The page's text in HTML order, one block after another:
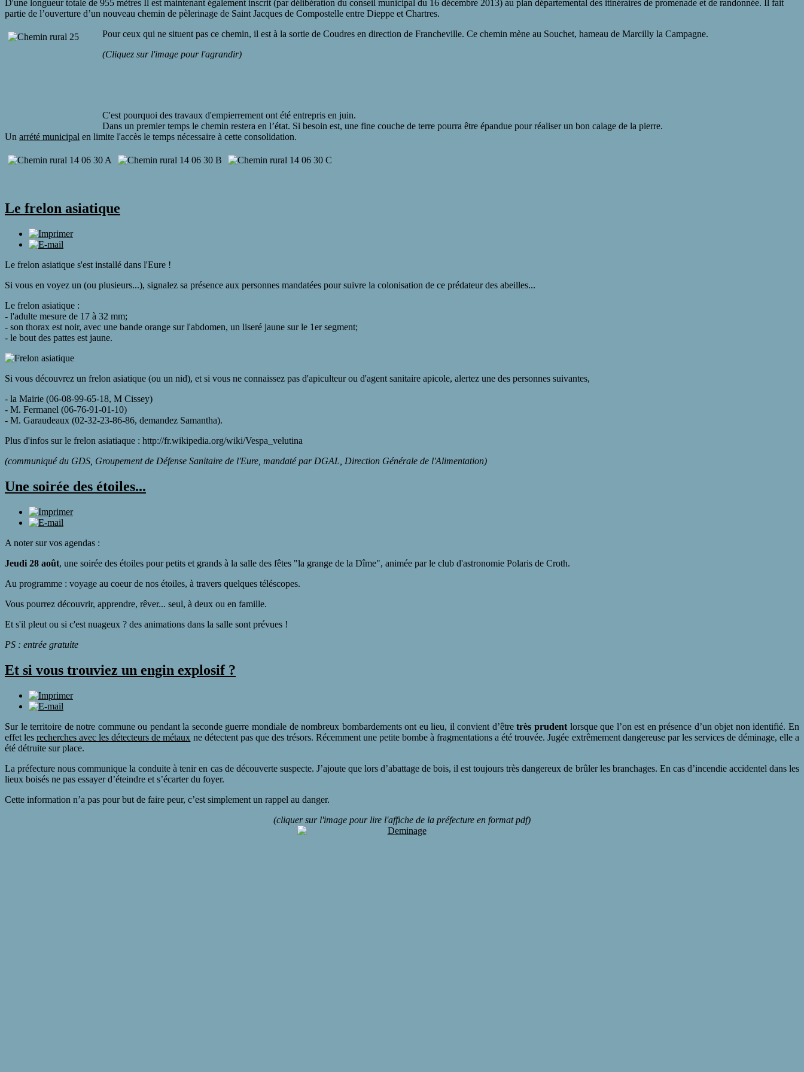
D'une longueur totale de 955 mètres Il est maintenant également inscrit (par délibération du conseil municipal du 16 décembre 2013) au plan départemental des itinéraires de promenade et de randonnée. Il fait
partie de l’ouverture d’un nouveau chemin de pèlerinage de Saint Jacques de Compostelle entre Dieppe et Chartres.
Pour ceux qui ne situent pas ce chemin, il est à la sortie de Coudres en direction de Francheville. Ce chemin mène au Souchet, hameau de Marcilly la Campagne.
(Cliquez sur l'image pour l'agrandir)
C'est pourquoi des travaux d'empierrement ont été entrepris en juin.
Dans un premier temps le chemin restera en l’état. Si besoin est, une fine couche de terre pourra être épandue pour réaliser un bon calage de la pierre.
Un arrété municipal en limite l'accès le temps nécessaire à cette consolidation.
Le frelon asiatique
Le frelon asiatique s'est installé dans l'Eure !
Si vous en voyez un (ou plusieurs...), signalez sa présence aux personnes mandatées pour suivre la colonisation de ce prédateur des abeilles...
Le frelon asiatique :
- l'adulte mesure de 17 à 32 mm;
- son thorax est noir, avec une bande orange sur l'abdomen, un liseré jaune sur le 1er segment;
- le bout des pattes est jaune.
Si vous découvrez un frelon asiatique (ou un nid), et si vous ne connaissez pas d'apiculteur ou d'agent sanitaire apicole, alertez une des personnes suivantes,
- la Mairie (06-08-99-65-18, M Cissey)
- M. Fermanel (06-76-91-01-10)
- M. Garaudeaux (02-32-23-86-86, demandez Samantha).
Plus d'infos sur le frelon asiatiaque : http://fr.wikipedia.org/wiki/Vespa_velutina
(communiqué du GDS, Groupement de Défense Sanitaire de l'Eure, mandaté par DGAL, Direction Générale de l'Alimentation)
Une soirée des étoiles...
A noter sur vos agendas :
Jeudi 28 août, une soirée des étoiles pour petits et grands à la salle des fêtes "la grange de la Dîme", animée par le club d'astronomie Polaris de Croth.
Au programme : voyage au coeur de nos étoiles, à travers quelques téléscopes.
Vous pourrez découvrir, apprendre, rêver... seul, à deux ou en famille.
Et s'il pleut ou si c'est nuageux ? des animations dans la salle sont prévues !
PS : entrée gratuite
Et si vous trouviez un engin explosif ?
Sur le territoire de notre commune ou pendant la seconde guerre mondiale de nombreux bombardements ont eu lieu, il convient d’êtretrès prudent lorsque que l’on est en présence d’un objet non identifié. En
effet lesrecherches avec les détecteurs de métaux ne détectent pas que des trésors. Récemment une petite bombe à fragmentations a été trouvée. Jugée extrêmement dangereuse par les services de déminage, elle a
été détruite sur place.
La préfecture nous communique la conduite à tenir en cas de découverte suspecte. J’ajoute que lors d’abattage de bois, il est toujours très dangereux de brûler les branchages. En cas d’incendie accidentel dans les
lieux boisés ne pas essayer d’éteindre et s’écarter du foyer.
Cette information n’a pas pour but de faire peur, c’est simplement un rappel au danger.
(cliquer sur l'image pour lire l'affiche de la préfecture en format pdf)